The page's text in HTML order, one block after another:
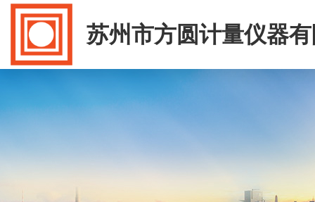
苏州市方圆计量仪器